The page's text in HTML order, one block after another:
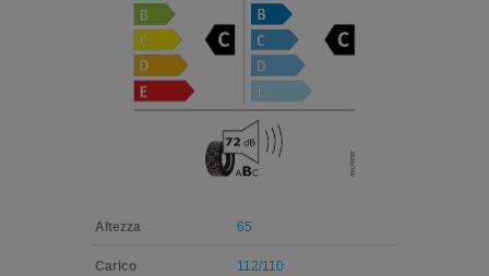
Altezza 65
Carico 112/110